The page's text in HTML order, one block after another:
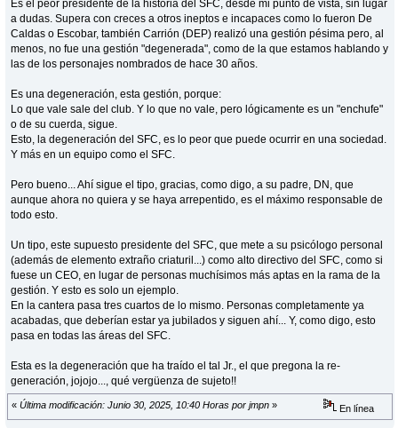
Es el peor presidente de la historia del SFC, desde mi punto de vista, sin lugar
a dudas. Supera con creces a otros ineptos e incapaces como lo fueron De
Caldas o Escobar, también Carrión (DEP) realizó una gestión pésima pero, al
menos, no fue una gestión "degenerada", como de la que estamos hablando y
las de los personajes nombrados de hace 30 años.
Es una degeneración, esta gestión, porque:
Lo que vale sale del club. Y lo que no vale, pero lógicamente es un "enchufe"
o de su cuerda, sigue.
Esto, la degeneración del SFC, es lo peor que puede ocurrir en una sociedad.
Y más en un equipo como el SFC.
Pero bueno... Ahí sigue el tipo, gracias, como digo, a su padre, DN, que
aunque ahora no quiera y se haya arrepentido, es el máximo responsable de
todo esto.
Un tipo, este supuesto presidente del SFC, que mete a su psicólogo personal
(además de elemento extraño criaturil...) como alto directivo del SFC, como si
fuese un CEO, en lugar de personas muchísimos más aptas en la rama de la
gestión. Y esto es solo un ejemplo.
En la cantera pasa tres cuartos de lo mismo. Personas completamente ya
acabadas, que deberían estar ya jubilados y siguen ahí... Y, como digo, esto
pasa en todas las áreas del SFC.
Esta es la degeneración que ha traído el tal Jr., el que pregona la re-
generación, jojojo..., qué vergüenza de sujeto!!
« Última modificación: Junio 30, 2025, 10:40 Horas por jmpn » En línea